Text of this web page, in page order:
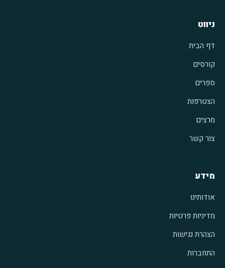
ניווט
דף הבית
קורסים
ספרים
הצטרפות
מרצים
צור קשר
מידע
אודותינו
מדיניות פרטיות
הצהרת נגישות
התחברות